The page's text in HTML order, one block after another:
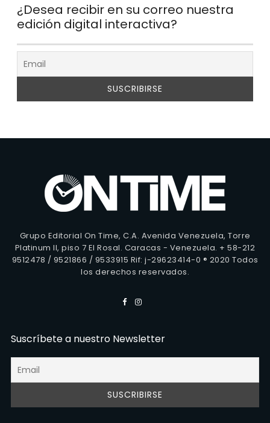
¿Desea recibir en su correo nuestra
edición digital interactiva?
Grupo Editorial On Time, C.A. Avenida Venezuela, Torre
Platinum II, piso 7 El Rosal. Caracas - Venezuela. + 58-212
9512478 / 9521866 / 9533915 Rif: j-29623414-0 ® 2020 Todos
los derechos reservados.
Suscríbete a nuestro Newsletter